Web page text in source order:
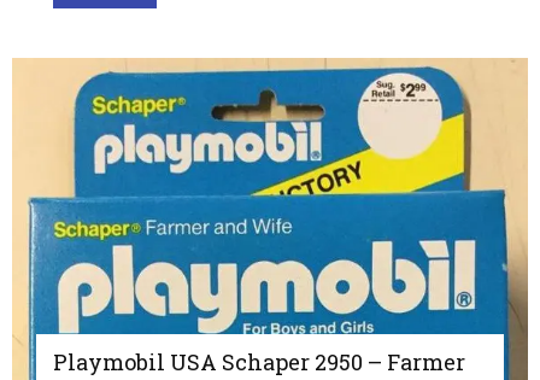
Playmobil USA Schaper 2950 – Farmer